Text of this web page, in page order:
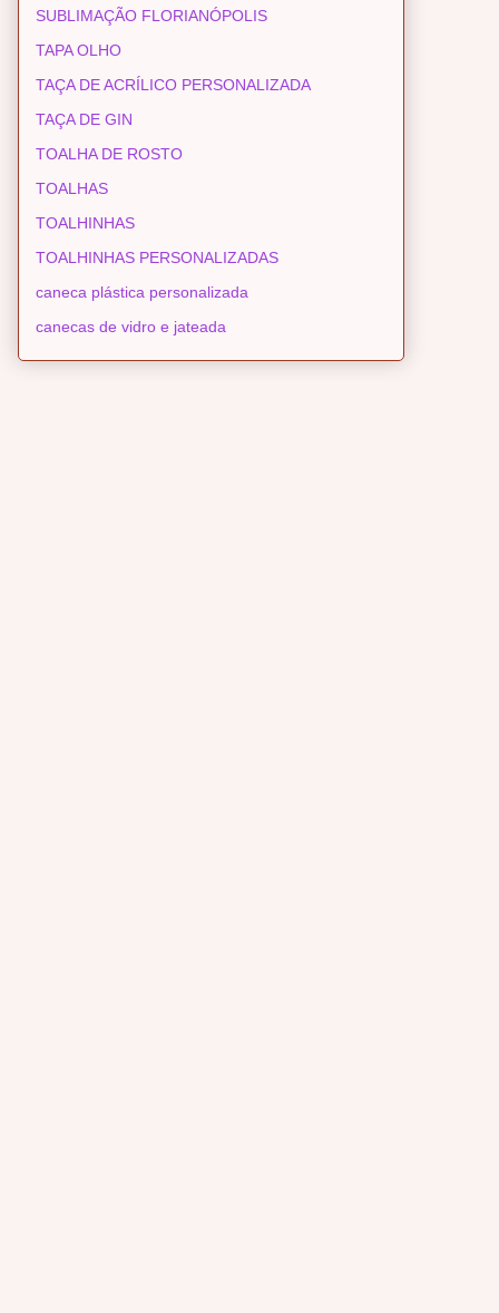
SUBLIMAÇÃO FLORIANÓPOLIS
TAPA OLHO
TAÇA DE ACRÍLICO PERSONALIZADA
TAÇA DE GIN
TOALHA DE ROSTO
TOALHAS
TOALHINHAS
TOALHINHAS PERSONALIZADAS
caneca plástica personalizada
canecas de vidro e jateada